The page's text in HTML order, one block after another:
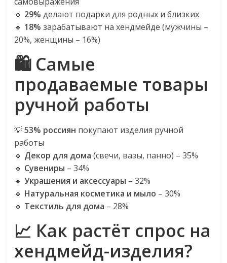
🔹 29% делают подарки для родных и близких
🔹 18% зарабатывают на хендмейде (мужчины –
20%, женщины – 16%)
🛍️ Самые
продаваемые товары
ручной работы
💡53% россиян покупают изделия ручной
работы
🔹 Декор для дома (свечи, вазы, панно) – 35%
🔹 Сувениры – 34%
🔹Украшения и аксессуары – 32%
🔹 Натуральная косметика и мыло – 30%
🔹 Текстиль для дома – 28%
📈 Как растёт спрос на
хендмейд-изделия?